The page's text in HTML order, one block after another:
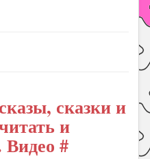
сказки и
и
#